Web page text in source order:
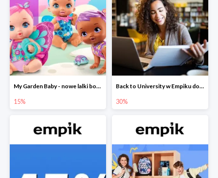
My Garden Baby - nowe lalki bobaski w Empiku do -15%
15%
Back to University w Empiku do -30%
30%